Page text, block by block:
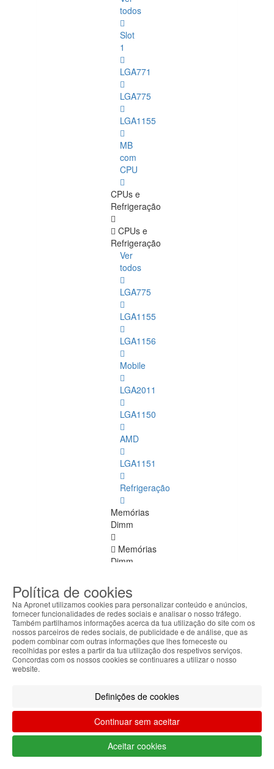
todos
Slot
1
LGA771
LGA775
LGA1155
MB
com
CPU
CPUs e
Refrigeração
CPUs e
Refrigeração
Ver
todos
LGA775
LGA1155
LGA1156
Mobile
LGA2011
LGA1150
AMD
LGA1151
Refrigeração
Memórias
Dimm
Memórias
Dimm
DDR
4
ECC
DDR
DDR
2
DDR
3
Política de cookies
Na Apronet utilizamos cookies para personalizar conteúdo e anúncios,
fornecer funcionalidades de redes sociais e analisar o nosso tráfego.
Também partilhamos informações acerca da tua utilização do site com os
nossos parceiros de redes sociais, de publicidade e de análise, que as
podem combinar com outras informações que lhes forneceste ou
recolhidas por estes a partir da tua utilização dos respetivos serviços.
Concordas com os nossos cookies se continuares a utilizar o nosso
website.
Definições de cookies
Continuar sem aceitar
Aceitar cookies